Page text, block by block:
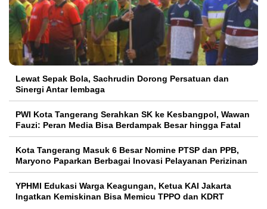
Lewat Sepak Bola, Sachrudin Dorong Persatuan dan
Sinergi Antar lembaga
PWI Kota Tangerang Serahkan SK ke Kesbangpol, Wawan
Fauzi: Peran Media Bisa Berdampak Besar hingga Fatal
Kota Tangerang Masuk 6 Besar Nomine PTSP dan PPB,
Maryono Paparkan Berbagai Inovasi Pelayanan Perizinan
YPHMI Edukasi Warga Keagungan, Ketua KAI Jakarta
Ingatkan Kemiskinan Bisa Memicu TPPO dan KDRT